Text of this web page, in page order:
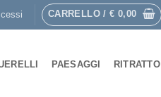
CARRELLO /€ 0,00
PAESAGGI RITRATTO